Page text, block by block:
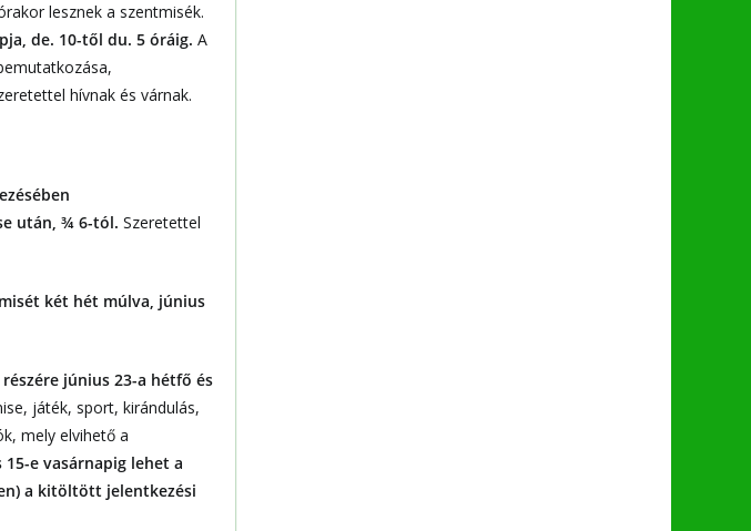
lesznek a szentmisék.
de. 10-től du. 5 óráig. A
hívnak és várnak.
után, ¾ 6-tól. Szeretettel
két hét múlva, június
június 23-a hétfő és
játék, sport, kirándulás,
mely elvihető a
e vasárnapig lehet a
a kitöltött jelentkezési